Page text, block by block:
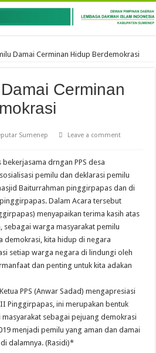
Damai Cerminan Hidup Berdemokrasi
Cerminan
Sumenep
Leave a comment
drngan PPS desa
pemilu dan deklarasi pemilu
Baiturrahman pinggirpapas dan di
Dalam Acara tersebut
menyapaikan terima kasih atas
sebagai warga masyarakat pemilu
demokrasi, kita hidup di negara
setiap warga negara di lindungi oleh
dan penting untuk kita adakan
PPS (Anwar Sadad) mengapresiasi
Pinggirpapas, ini merupakan bentuk
sebagai pejuang demokrasi
menjadi pemilu yang aman dan damai
dalamnya. (Rasidi)*